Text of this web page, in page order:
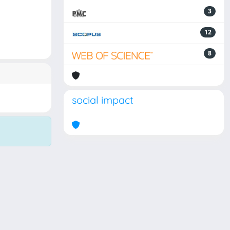
3
12
8
social impact